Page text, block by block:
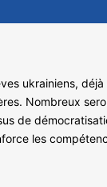
ukrainiens,
Nombreux
de
les